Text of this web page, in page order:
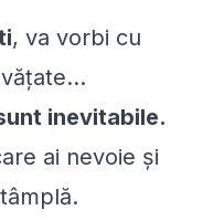
, va vorbi cu
inevitabile.
ai nevoie şi